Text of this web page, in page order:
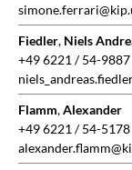
Fiedler, Niels
+49 6221 / 54-9887
Flamm,Alexander
+49 6221 / 54-5178